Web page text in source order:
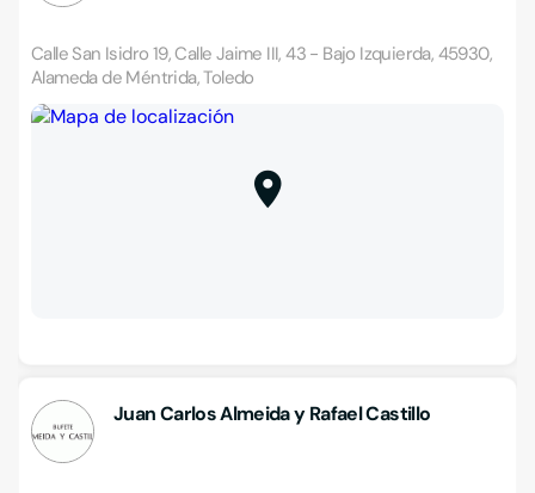
Calle San Isidro 19, Calle Jaime III, 43 - Bajo Izquierda, 45930,
Alameda de Méntrida, Toledo
Juan Carlos Almeida y Rafael Castillo